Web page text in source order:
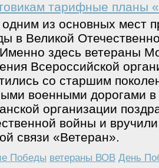
тарифные планы
из основных мест
в Великой
здесь ветераны
Всероссийской
со старшим
военными дорогами в
организации
войны и
связи «Ветеран».
Победы ветераны ВОВ День